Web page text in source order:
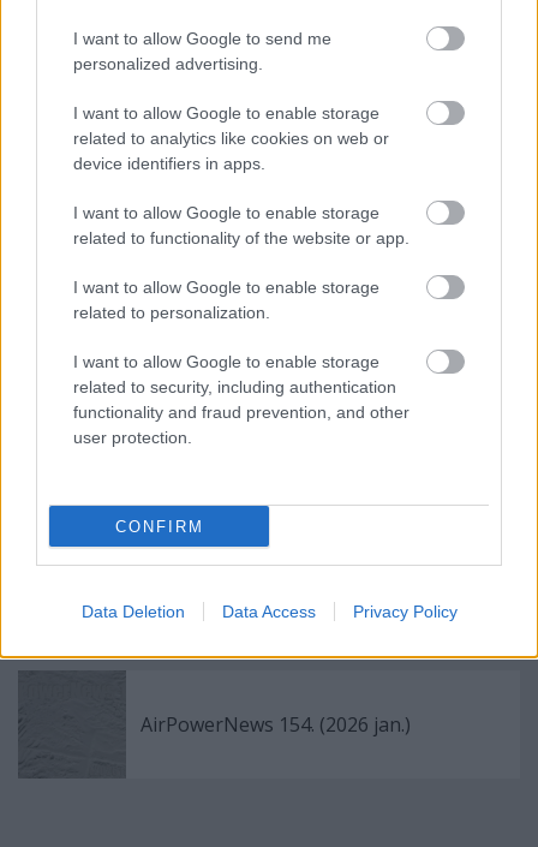
I want to allow Google to send me
personalized advertising.
I want to allow Google to enable storage
related to analytics like cookies on web or
device identifiers in apps.
I want to allow Google to enable storage
related to functionality of the website or app.
I want to allow Google to enable storage
related to personalization.
I want to allow Google to enable storage
related to security, including authentication
functionality and fraud prevention, and other
user protection.
CONFIRM
Data Deletion Data Access Privacy Policy
Ajánlott bejegyzések:
...és megérkeztek...39.313 és 39.314
Szarma, a Bajkál felől fúj a szél
AirPowerNews 154. (2026 jan.)